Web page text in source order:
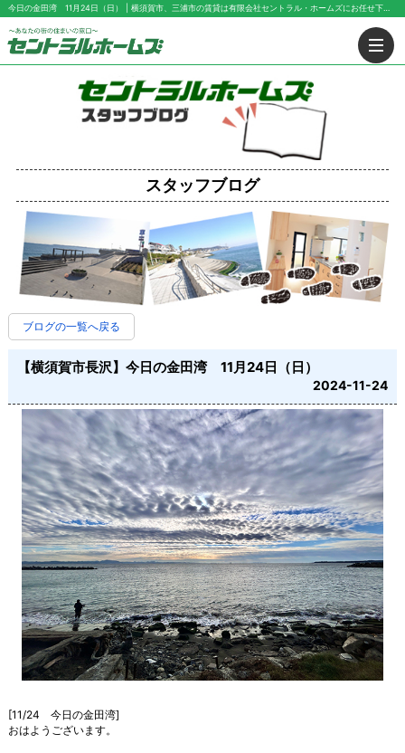
今日の金田湾 11月24日（日） | 横須賀市、三浦市の賃貸は有限会社セントラル・ホームズにお任せ下さい！
スタッフブログ
ブログの一覧へ戻る
【横須賀市長沢】今日の金田湾 11月24日（日）
2024-11-24
[11/24 今日の金田湾]
おはようございます。